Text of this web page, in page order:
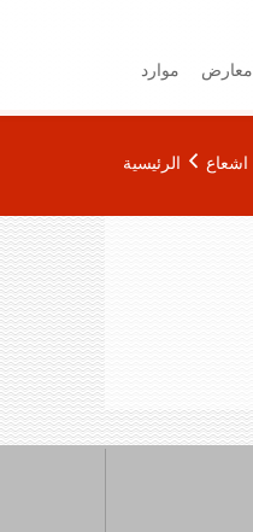
معارض موارد
الرئيسية اشعاع